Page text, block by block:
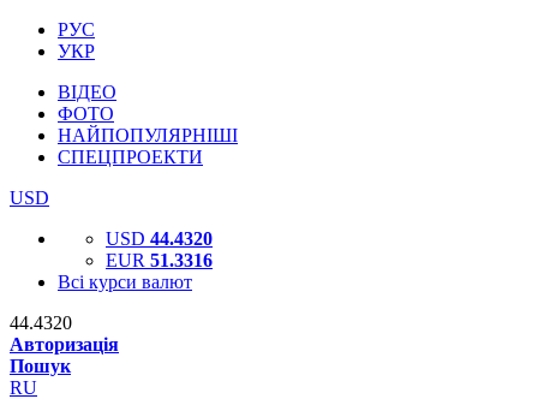
РУС
УКР
ВІДЕО
ФОТО
НАЙПОПУЛЯРНІШІ
СПЕЦПРОЕКТИ
USD
USD 44.4320
EUR 51.3316
Всі курси валют
44.4320
Авторизація
Пошук
RU